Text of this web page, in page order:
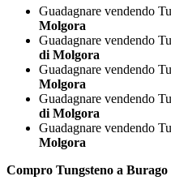
Guadagnare vendendo
Molgora
Guadagnare vendendo
di Molgora
Guadagnare vendendo
Molgora
Guadagnare vendendo
di Molgora
Guadagnare vendendo
Molgora
Compro Tungsteno a